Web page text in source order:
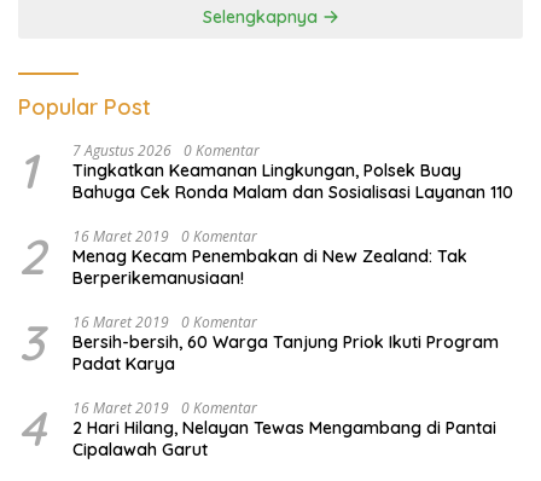
Selengkapnya
Popular Post
1 7 Agustus 2026 0 Komentar
Tingkatkan Keamanan Lingkungan, Polsek Buay
Bahuga Cek Ronda Malam dan Sosialisasi Layanan 110
2 16 Maret 2019 0 Komentar
Menag Kecam Penembakan di New Zealand: Tak
Berperikemanusiaan!
3 16 Maret 2019 0 Komentar
Bersih-bersih, 60 Warga Tanjung Priok Ikuti Program
Padat Karya
4 16 Maret 2019 0 Komentar
2 Hari Hilang, Nelayan Tewas Mengambang di Pantai
Cipalawah Garut